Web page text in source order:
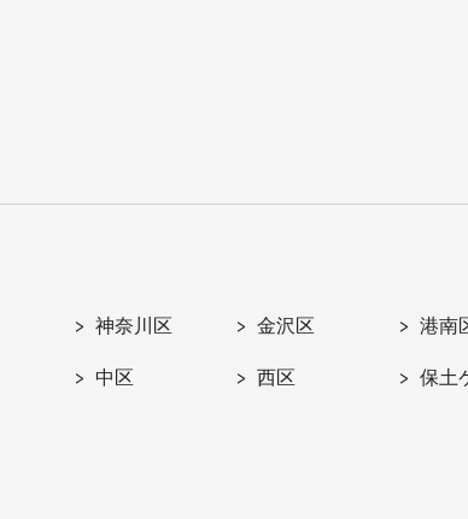
神奈川区 金沢区 港南
中区 西区 保土